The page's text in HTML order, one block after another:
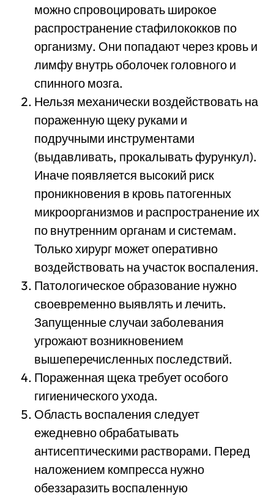
можно спровоцировать широкое
распространение стафилококков по
организму. Они попадают через кровь и
лимфу внутрь оболочек головного и
спинного мозга.
Нельзя механически воздействовать на
пораженную щеку руками и
подручными инструментами
(выдавливать, прокалывать фурункул).
Иначе появляется высокий риск
проникновения в кровь патогенных
микроорганизмов и распространение их
по внутренним органам и системам.
Только хирург может оперативно
воздействовать на участок воспаления.
Патологическое образование нужно
своевременно выявлять и лечить.
Запущенные случаи заболевания
угрожают возникновением
вышеперечисленных последствий.
Пораженная щека требует особого
гигиенического ухода.
Область воспаления следует
ежедневно обрабатывать
антисептическими растворами. Перед
наложением компресса нужно
обеззаразить воспаленную